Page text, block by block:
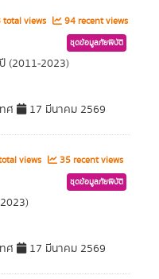
views 94 recent views
ชุดข้อมูลภัยพิบัติ
(2011-2023)
ศ 17 มีนาคม 2569
views 35 recent views
ชุดข้อมูลภัยพิบัติ
ศ 17 มีนาคม 2569